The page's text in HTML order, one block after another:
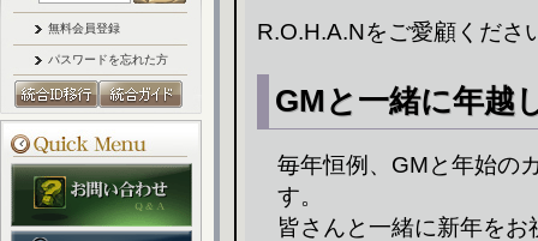
無料会員登録
パスワードを忘れた方
R.O.H.A.Nをご愛顧くださ
GMと一緒に年越
毎年恒例、GMと年始の
す。
皆さんと一緒に新年を